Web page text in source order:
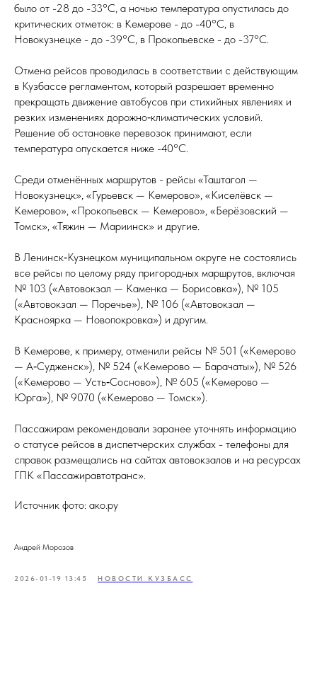
было от -28 до -33°C, а ночью температура опустилась до
критических отметок: в Кемерове - до -40°C, в
Новокузнецке - до -39°C, в Прокопьевске - до -37°C.
Отмена рейсов проводилась в соответствии с действующим
в Кузбассе регламентом, который разрешает временно
прекращать движение автобусов при стихийных явлениях и
резких изменениях дорожно‑климатических условий.
Решение об остановке перевозок принимают, если
температура опускается ниже -40°C.
Среди отменённых маршрутов - рейсы «Таштагол —
Новокузнецк», «Гурьевск — Кемерово», «Киселёвск —
Кемерово», «Прокопьевск — Кемерово», «Берёзовский —
Томск», «Тяжин — Мариинск» и другие.
В Ленинск‑Кузнецком муниципальном округе не состоялись
все рейсы по целому ряду пригородных маршрутов, включая
№ 103 («Автовокзал — Каменка — Борисовка»), № 105
(«Автовокзал — Поречье»), № 106 («Автовокзал —
Красноярка — Новопокровка») и другим.
В Кемерове, к примеру, отменили рейсы № 501 («Кемерово
— А‑Судженск»), № 524 («Кемерово — Барачаты»), № 526
(«Кемерово — Усть‑Сосново»), № 605 («Кемерово —
Юрга»), № 9070 («Кемерово — Томск»).
Пассажирам рекомендовали заранее уточнять информацию
о статусе рейсов в диспетчерских службах - телефоны для
справок размещались на сайтах автовокзалов и на ресурсах
ГПК «Пассажиравтотранс».
Источник фото: ако.ру
Андрей Морозов
2026-01-19 13:45 НОВОСТИ КУЗБАСС